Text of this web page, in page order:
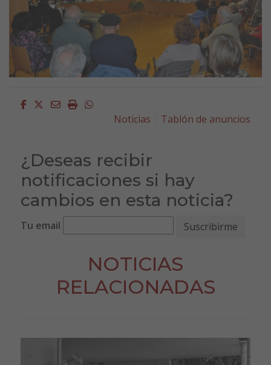
Facebook
Twitter
EmailImprimirWhatsapp
Noticias
Tablón de anuncios
¿Deseas recibir
notificaciones si hay
cambios en esta noticia?
Tu email
NOTICIAS
RELACIONADAS